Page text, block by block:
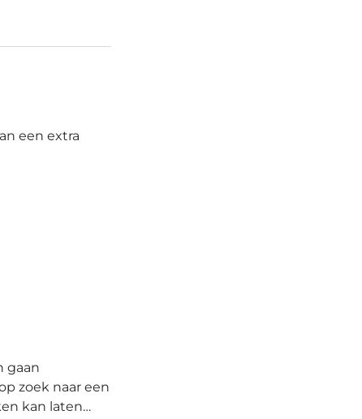
een extra
zoek naar een
kan laten